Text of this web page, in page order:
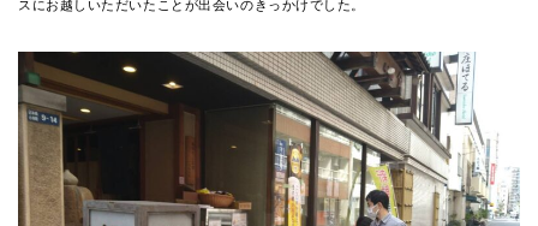
スにお越しいただいたことが出会いのきっかけでした。